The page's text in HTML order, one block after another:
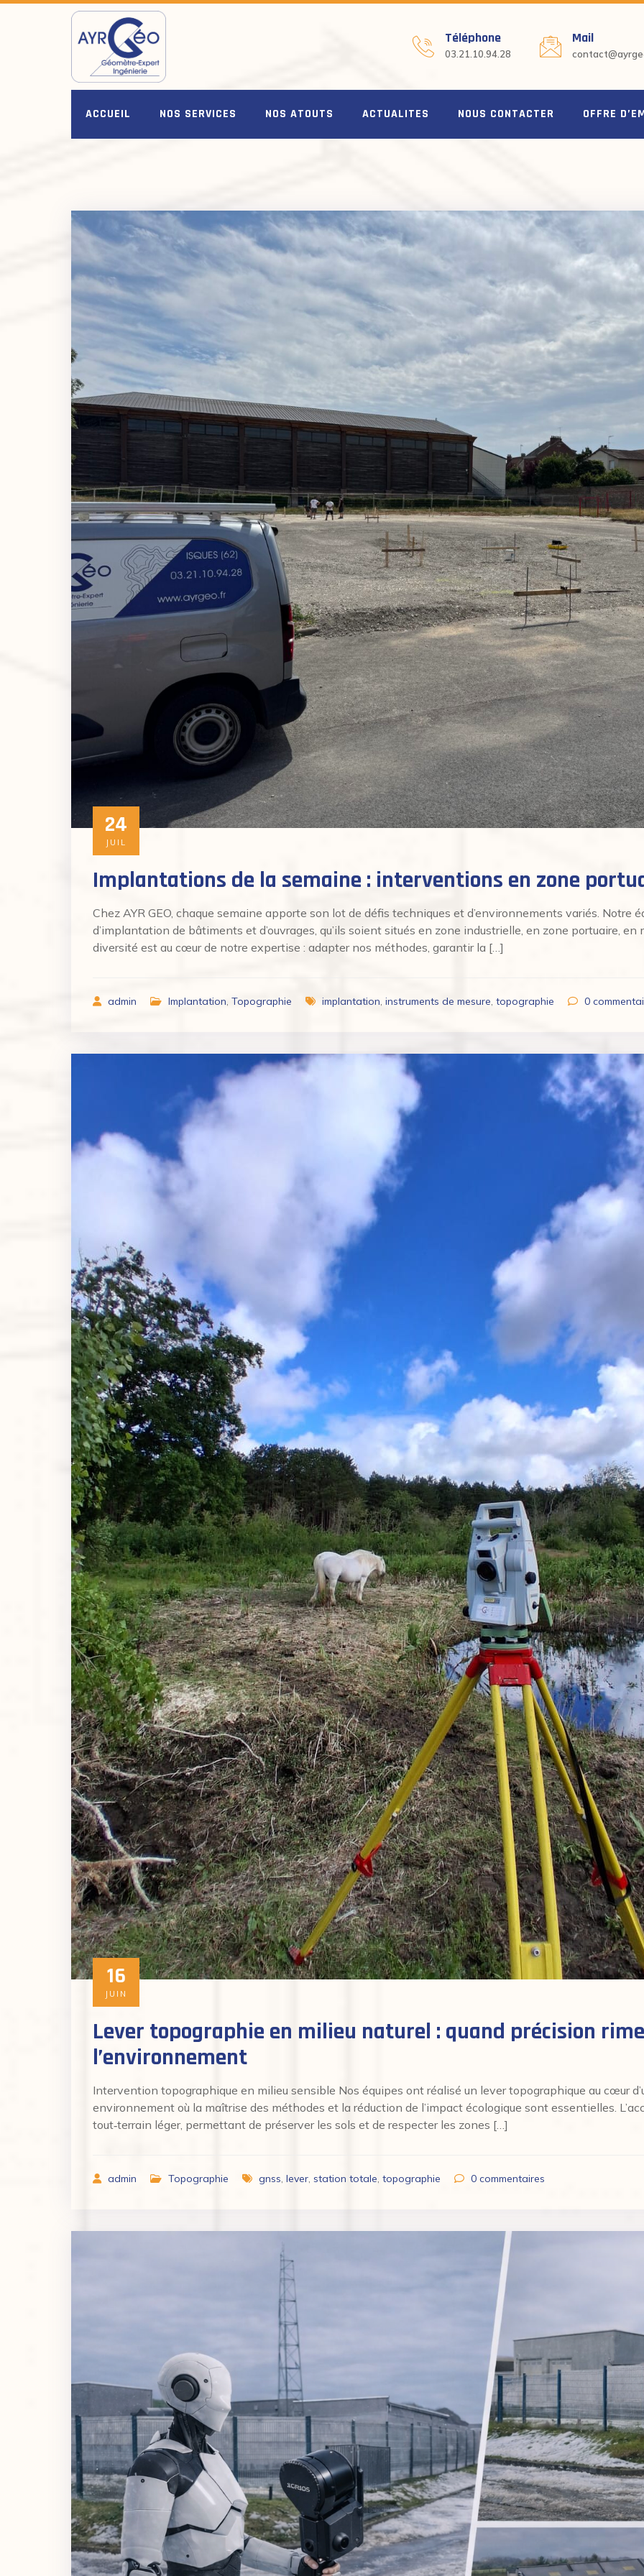
Skip
Téléphone
03.21.10.94.28
Mail
ACCUEIL NOS SERVICES NOS ATOUTS ACTUALITES NOUS CONTACTER OFFRE
24
JUIL
Implantations de la semaine : interventions en zone
Chez AYR GEO, chaque semaine apporte son lot de défis techniques et d’environnements variés. Notre
d’implantation de bâtiments et d’ouvrages, qu’ils soient situés en zone industrielle, en zone portuaire,
diversité est au cœur de notre expertise : adapter nos méthodes, garantir la […]
admin Implantation, Topographie implantation, instruments de mesure, topographie 0
16
JUIN
Lever topographie en milieu naturel : quand précision
l’environnement
Intervention topographique en milieu sensible Nos équipes ont réalisé un lever topographique au cœur
environnement où la maîtrise des méthodes et la réduction de l’impact écologique sont essentielles.
tout‑terrain léger, permettant de préserver les sols et de respecter les zones […]
admin Topographie gnss, lever, station totale, topographie 0 commentaires